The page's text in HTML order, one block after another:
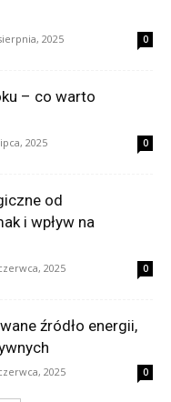
2025 0
– co warto
2025 0
od
i wpływ na
2025 0
źródło energii,
2025 0